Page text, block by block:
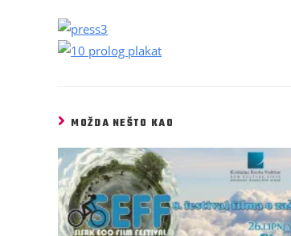
MOŽDA NEŠTO KAO